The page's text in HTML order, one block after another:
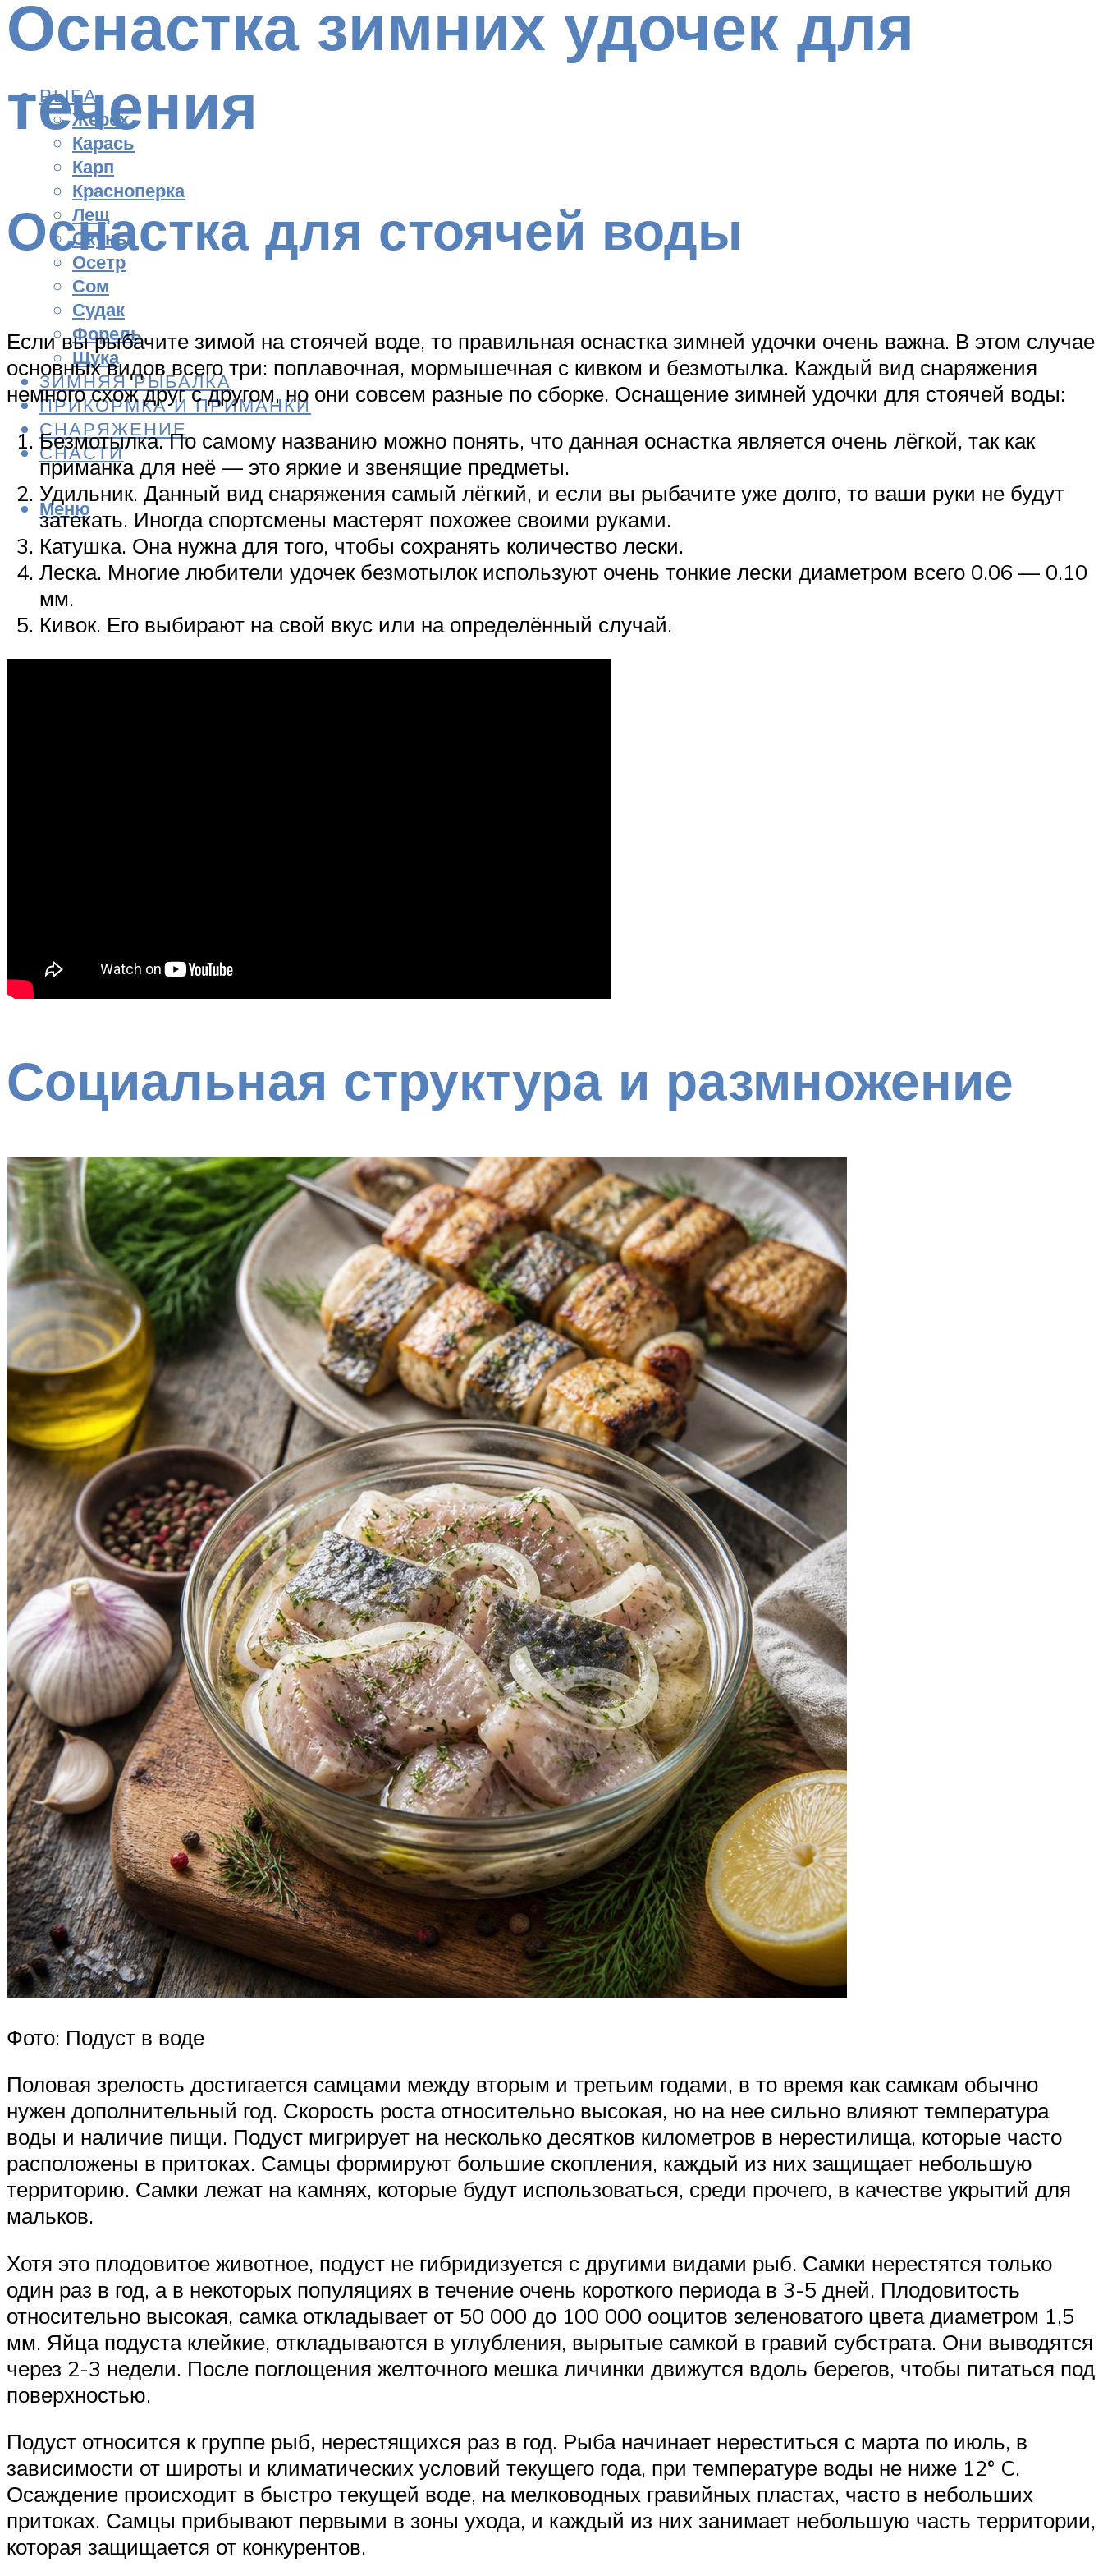
РЫБА
Жерех
Карась
Карп
Красноперка
Лещ
Окунь
Осетр
Сом
Судак
Форель
Щука
ЗИМНЯЯ РЫБАЛКА
ПРИКОРМКА И ПРИМАНКИ
СНАРЯЖЕНИЕ
СНАСТИ
Меню
Оснастка зимних удочек для
течения
Оснастка для стоячей воды
Если вы рыбачите зимой на стоячей воде, то правильная оснастка зимней удочки очень важна. В этом случае
основных видов всего три: поплавочная, мормышечная с кивком и безмотылка. Каждый вид снаряжения
немного схож друг с другом, но они совсем разные по сборке. Оснащение зимней удочки для стоячей воды:
Безмотылка. По самому названию можно понять, что данная оснастка является очень лёгкой, так как
приманка для неё — это яркие и звенящие предметы.
Удильник. Данный вид снаряжения самый лёгкий, и если вы рыбачите уже долго, то ваши руки не будут
затекать. Иногда спортсмены мастерят похожее своими руками.
Катушка. Она нужна для того, чтобы сохранять количество лески.
Леска. Многие любители удочек безмотылок используют очень тонкие лески диаметром всего 0.06 — 0.10
мм.
Кивок. Его выбирают на свой вкус или на определённый случай.
Социальная структура и размножение
Фото: Подуст в воде
Половая зрелость достигается самцами между вторым и третьим годами, в то время как самкам обычно
нужен дополнительный год. Скорость роста относительно высокая, но на нее сильно влияют температура
воды и наличие пищи. Подуст мигрирует на несколько десятков километров в нерестилища, которые часто
расположены в притоках. Самцы формируют большие скопления, каждый из них защищает небольшую
территорию. Самки лежат на камнях, которые будут использоваться, среди прочего, в качестве укрытий для
мальков.
Хотя это плодовитое животное, подуст не гибридизуется с другими видами рыб. Самки нерестятся только
один раз в год, а в некоторых популяциях в течение очень короткого периода в 3-5 дней. Плодовитость
относительно высокая, самка откладывает от 50 000 до 100 000 ооцитов зеленоватого цвета диаметром 1,5
мм. Яйца подуста клейкие, откладываются в углубления, вырытые самкой в ​​гравий субстрата. Они выводятся
через 2-3 недели. После поглощения желточного мешка личинки движутся вдоль берегов, чтобы питаться под
поверхностью.
Подуст относится к группе рыб, нерестящихся раз в год. Рыба начинает нереститься с марта по июль, в
зависимости от широты и климатических условий текущего года, при температуре воды не ниже 12° C.
Осаждение происходит в быстро текущей воде, на мелководных гравийных пластах, часто в небольших
притоках. Самцы прибывают первыми в зоны ухода, и каждый из них занимает небольшую часть территории,
которая защищается от конкурентов.